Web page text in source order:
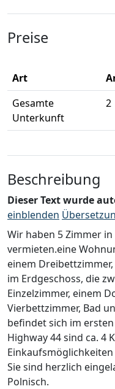
Preise
Art
Gesamte
Unterkunft
2
Beschreibung
Dieser Text wurde
einblenden
Wir haben 5 Zimmer
vermieten.eine
einem
im Erdgeschoss, die
Einzelzimmer, einem
Vierbettzimmer, Bad
befindet sich im
Highway 44 sind ca. 4
Sie sind herzlich
Polnisch.